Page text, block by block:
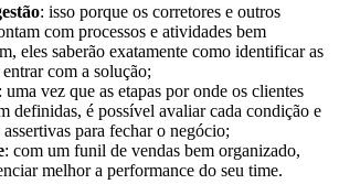
: isso porque os corretores e outros
com processos e atividades bem
eles saberão exatamente como identificar as
entrar com a solução;
: uma vez que as etapas por onde os clientes
definidas, é possível avaliar cada condição e
para fechar o negócio;
: com um funil de vendas bem organizado,
melhor a performance do seu time.